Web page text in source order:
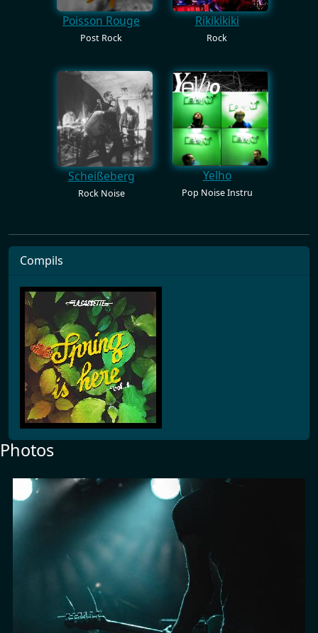
Poisson Rouge
Post Rock
Rikikikiki
Rock
Scheißeberg
Rock Noise
Yelho
Pop Noise Instru
Compils
Photos